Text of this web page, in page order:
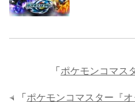
「 ポケモンコマス
「 ポケモンコマスター『